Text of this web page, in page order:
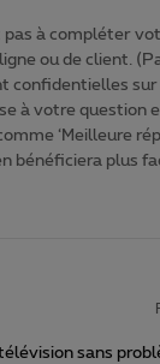
à compléter
ou de client.
confidentielles
à votre question
‘Meilleure
bénéficiera plus
sans